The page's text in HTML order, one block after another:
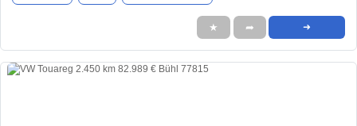
★ ➦ ➜